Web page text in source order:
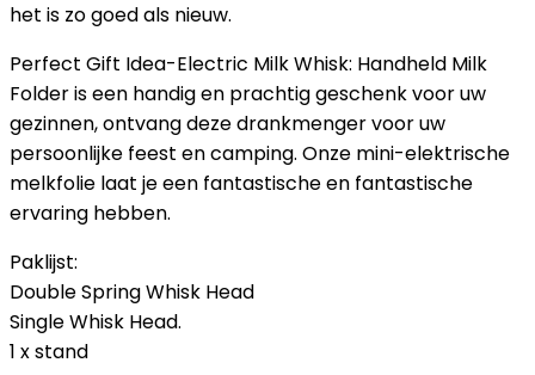
het is zo goed als nieuw.
Perfect Gift Idea-Electric Milk Whisk: Handheld Milk
Folder is een handig en prachtig geschenk voor uw
gezinnen, ontvang deze drankmenger voor uw
persoonlijke feest en camping. Onze mini-elektrische
melkfolie laat je een fantastische en fantastische
ervaring hebben.
Paklijst:
Double Spring Whisk Head
Single Whisk Head.
1 x stand